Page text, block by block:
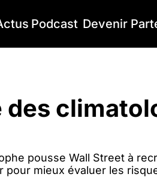
Podcast Devenir
pousse Wall Street à
pour mieux évaluer les